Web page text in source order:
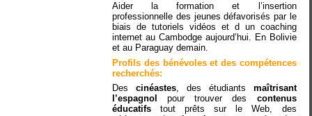
Aider la formation et l’insertion
professionnelle des jeunes défavorisés par le
biais de tutoriels vidéos et d un coaching
internet au Cambodge aujourd’hui. En Bolivie
et au Paraguay demain.
Profils des bénévoles et des compétences
recherchés:
Descinéastes, des étudiants maîtrisant
l’espagnol
pour trouver des contenus
éducatifs tout prêts sur le Web, des